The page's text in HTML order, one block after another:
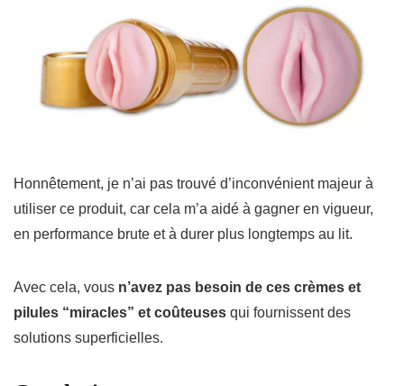
Honnêtement, je n’ai pas trouvé d’inconvénient majeur à
utiliser ce produit, car cela m’a aidé à gagner en vigueur,
en performance brute et à durer plus longtemps au lit.
Avec cela, vous n’avez pas besoin de ces crèmes et
pilules “miracles” et coûteuses qui fournissent des
solutions superficielles.